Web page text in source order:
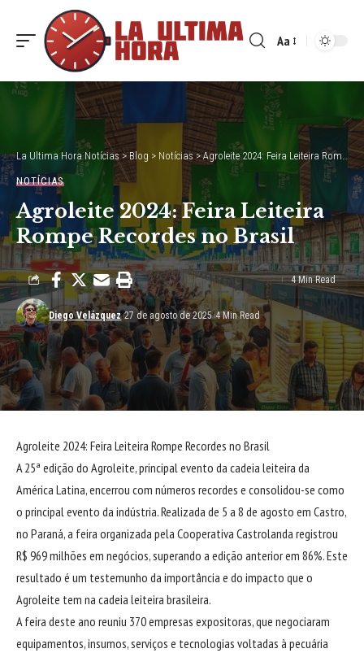
Font
Aa
La Ultima Hora Notícias >Blog > Notícias>Agroleite 2024: Feira Leiteira Rompe Recordes no Brasil
NOTÍCIAS
Agroleite 2024: Feira Leiteira
Rompe Recordes no Brasil
Diego Velázquez 27 de agosto de 2025 4 Min Read
4 Min Read
Agroleite 2024: Feira Leiteira Rompe Recordes no Brasil
A 25ª edição do Agroleite, principal evento da cadeia leiteira da
América Latina, encerrou com números recordes e consolidou-se como
o principal evento da indústria. Realizada de 5 a 8 de agosto em Castro,
no Paraná, a feira organizada pela Cooperativa Castrolanda registrou
R$ 969 milhões em negócios, superando a edição anterior em 86%. Este
resultado é um testemunho da importância e do impacto que o
Agroleite tem na cadeia leiteira brasileira.
A feira deste ano reuniu 370 empresas expositoras, que negociaram
equipamentos, insumos, serviços e tecnologias voltadas à pecuária